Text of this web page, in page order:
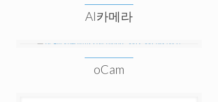
AI카메라
oCam